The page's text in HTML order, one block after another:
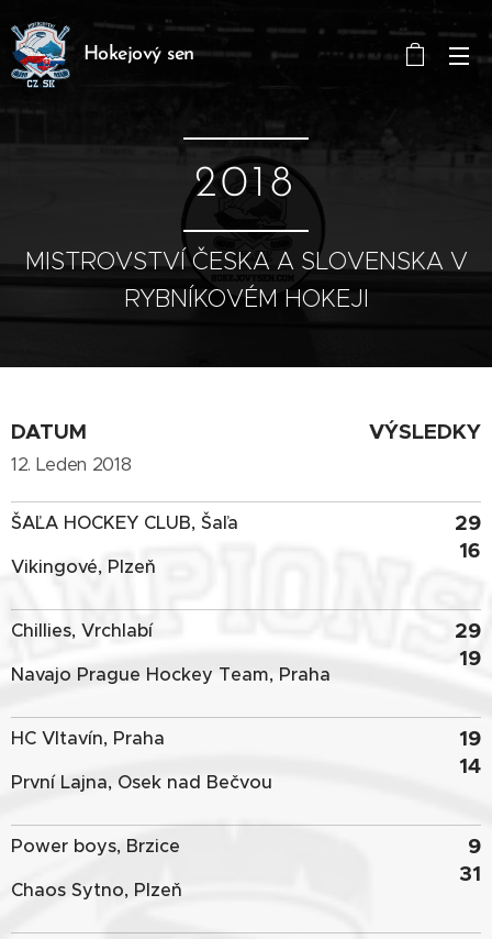
Hokejový sen
2018
MISTROVSTVÍ ČESKA A SLOVENSKA V
RYBNÍKOVÉM HOKEJI
DATUM
12. Leden 2018
VÝSLEDKY
ŠAĽA HOCKEY CLUB, Šaľa
Vikingové, Plzeň
29
16
Chillies, Vrchlabí
Navajo Prague Hockey Team, Praha
29
19
HC Vltavín, Praha
První Lajna, Osek nad Bečvou
19
14
Power boys, Brzice
Chaos Sytno, Plzeň
9
31